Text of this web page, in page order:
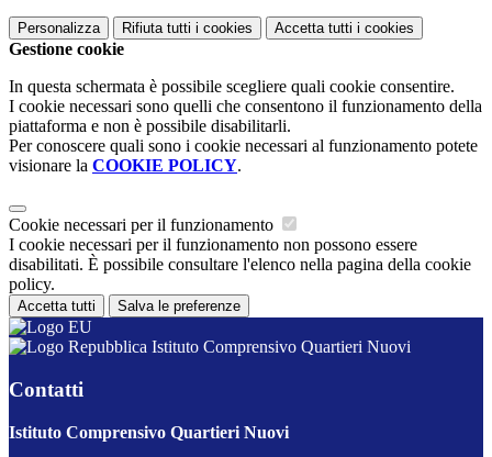
Personalizza Rifiuta tutti i cookies Accetta tutti i cookies
Gestione cookie
In questa schermata è possibile scegliere quali cookie consentire.
I cookie necessari sono quelli che consentono il funzionamento della
piattaforma e non è possibile disabilitarli.
Per conoscere quali sono i cookie necessari al funzionamento potete
visionare la COOKIE POLICY.
Cookie necessari per il funzionamento
I cookie necessari per il funzionamento non possono essere
disabilitati. È possibile consultare l'elenco nella pagina della cookie
policy.
Accetta tutti Salva le preferenze
Istituto Comprensivo Quartieri Nuovi
Contatti
Istituto Comprensivo Quartieri Nuovi